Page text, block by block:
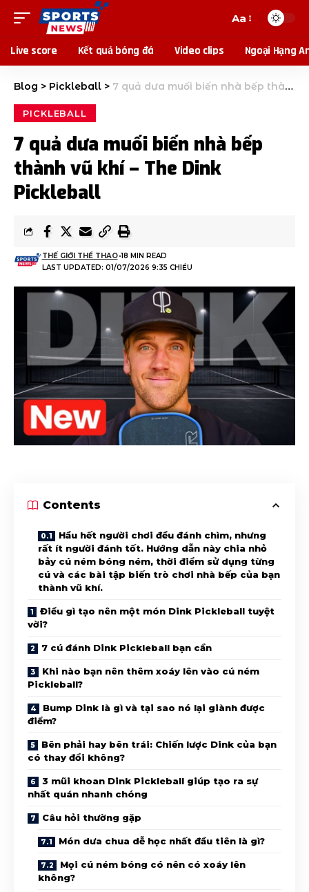
Aa
Live score Kết quả bóng đá Video clips Ngoại Hạng
Blog > Pickleball > 7 quả dưa muối biến nhà bếp thành vũ khí – The Dink Pickleball
PICKLEBALL
7 quả dưa muối biến nhà bếp
thành vũ khí – The Dink
Pickleball
LAST UPDATED: 01/07/2026 9:35 CHIỀU
THẾ GIỚI THỂ THAO 18 MIN READ
Contents
Hầu hết người chơi đều đánh chìm, nhưng
rất ít người đánh tốt. Hướng dẫn này chia nhỏ
bảy cú ném bóng ném, thời điểm sử dụng từng
cú và các bài tập biến trò chơi nhà bếp của bạn
thành vũ khí.
Điều gì tạo nên một món Dink Pickleball tuyệt
vời?
7 cú đánh Dink Pickleball bạn cần
Khi nào bạn nên thêm xoáy lên vào cú ném
Pickleball?
Bump Dink là gì và tại sao nó lại giành được
điểm?
Bên phải hay bên trái: Chiến lược Dink của bạn
có thay đổi không?
3 mũi khoan Dink Pickleball giúp tạo ra sự
nhất quán nhanh chóng
Câu hỏi thường gặp
Món dưa chua dễ học nhất đầu tiên là gì?
Mọi cú ném bóng có nên có xoáy lên
không?